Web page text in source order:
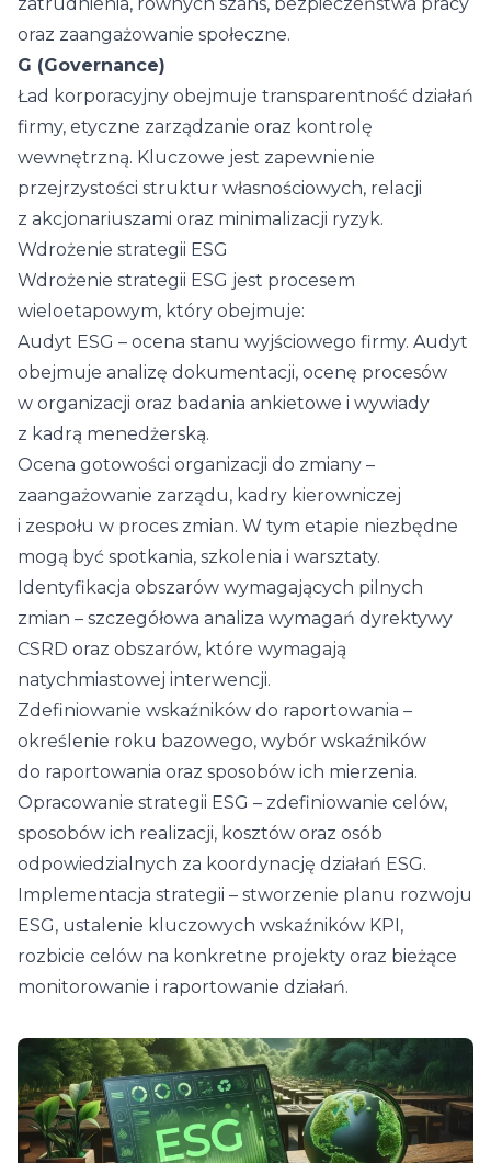
oraz zaangażowanie społeczne.
G (Governance)
Ład korporacyjny obejmuje transparentność działań
firmy, etyczne zarządzanie oraz kontrolę
wewnętrzną. Kluczowe jest zapewnienie
przejrzystości struktur własnościowych, relacji
z akcjonariuszami oraz minimalizacji ryzyk.
Wdrożenie strategii ESG
Wdrożenie strategii ESG jest procesem
wieloetapowym, który obejmuje:
Audyt ESG – ocena stanu wyjściowego firmy. Audyt
obejmuje analizę dokumentacji, ocenę procesów
w organizacji oraz badania ankietowe i wywiady
z kadrą menedżerską.
Ocena gotowości organizacji do zmiany –
zaangażowanie zarządu, kadry kierowniczej
i zespołu w proces zmian. W tym etapie niezbędne
mogą być spotkania, szkolenia i warsztaty.
Identyfikacja obszarów wymagających pilnych
zmian – szczegółowa analiza wymagań dyrektywy
CSRD oraz obszarów, które wymagają
natychmiastowej interwencji.
Zdefiniowanie wskaźników do raportowania –
określenie roku bazowego, wybór wskaźników
do raportowania oraz sposobów ich mierzenia.
Opracowanie strategii ESG – zdefiniowanie celów,
sposobów ich realizacji, kosztów oraz osób
odpowiedzialnych za koordynację działań ESG.
Implementacja strategii – stworzenie planu rozwoju
ESG, ustalenie kluczowych wskaźników KPI,
rozbicie celów na konkretne projekty oraz bieżące
monitorowanie i raportowanie działań.